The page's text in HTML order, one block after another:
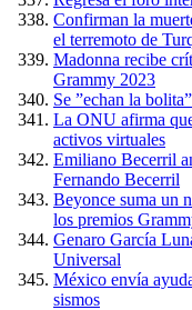
Confirman la
el terremoto de
Madonna recibe
Grammy 2023
Se ”echan la
La ONU afirma
activos virtuales
Emiliano Becerril
Fernando Becerril
Beyonce suma un
los premios
Genaro García
Universal
México envía
sismos